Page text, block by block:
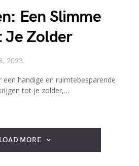
Een Slimme
Je Zolder
2023
handige en ruimtebesparende
tot je zolder,…
LOAD MORE